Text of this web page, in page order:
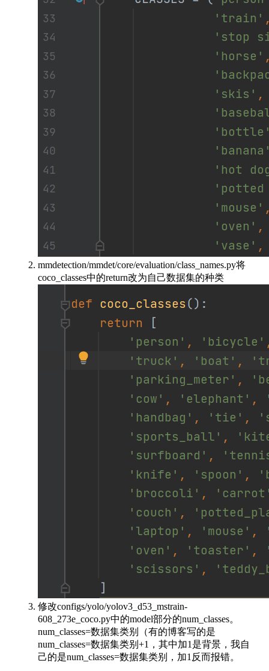
mmdetection/mmdet/core/evaluation/class_names.py将
coco_classes中的return改为自己数据集的种类
修改configs/yolo/yolov3_d53_mstrain-
608_273e_coco.py中的model部分的num_classes。
num_classes=数据集类别（有的博客写的是
num_classes=数据集类别+1，其中加1是背景，我自
己的是num_classes=数据集类别，加1反而报错。